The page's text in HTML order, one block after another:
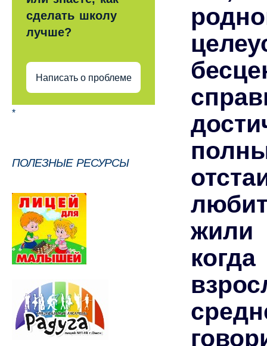
сделать школу
лучше?
Написать о проблеме
*
ПОЛЕЗНЫЕ РЕСУРСЫ
жили